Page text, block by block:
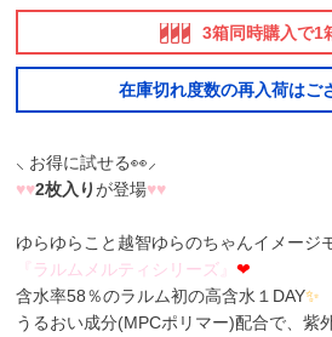
3箱同時購入で1
在庫切れ度数の再入荷はご
⸜ お得に試せる👀⸝
♥♥2枚入りが登場♥♥
ゆらゆらこと越智ゆらのちゃんイメージ
ラ ルム メ ルテ ィ シ リ ー ズ
❤
含水率58％のラルム初の高含水１DAY✨
うるおい成分(MPCポリマー)配合で、紫